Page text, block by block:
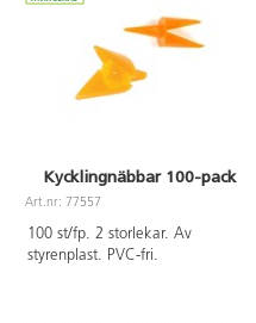
Kycklingnäbbar 100-pack
Art.nr: 77557
100 st/fp. 2 storlekar. Av
styrenplast. PVC-fri.